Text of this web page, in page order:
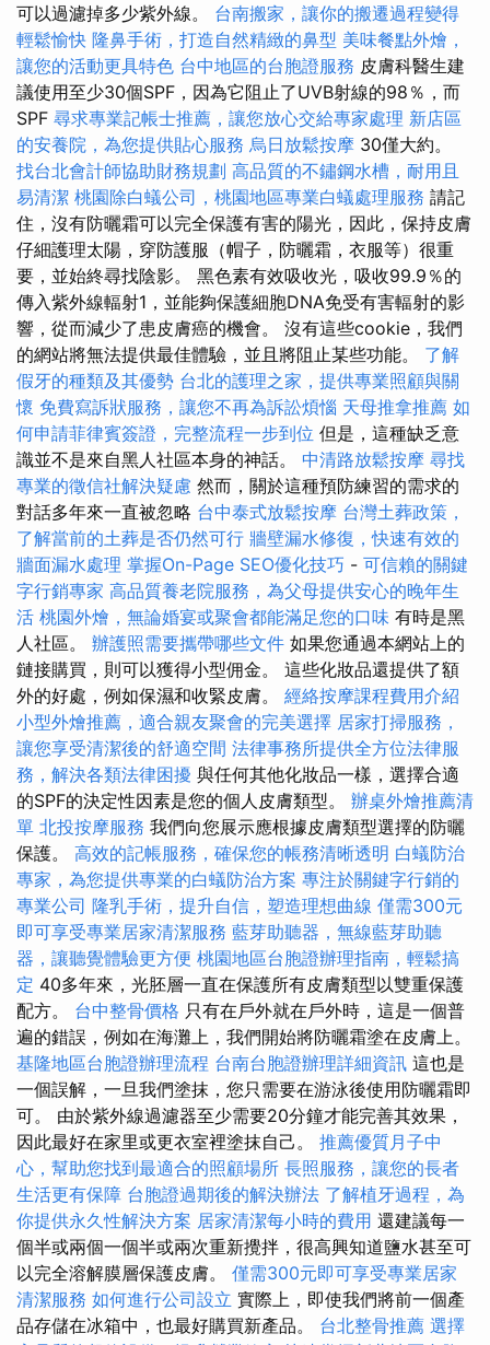
可以過濾掉多少紫外線。 台南搬家，讓你的搬遷過程變得
輕鬆愉快 隆鼻手術，打造自然精緻的鼻型 美味餐點外燴，
讓您的活動更具特色 台中地區的台胞證服務 皮膚科醫生建
議使用至少30個SPF，因為它阻止了UVB射線的98％，而
SPF 尋求專業記帳士推薦，讓您放心交給專家處理 新店區
的安養院，為您提供貼心服務 烏日放鬆按摩 30僅大約。
找台北會計師協助財務規劃 高品質的不鏽鋼水槽，耐用且
易清潔 桃園除白蟻公司，桃園地區專業白蟻處理服務 請記
住，沒有防曬霜可以完全保護有害的陽光，因此，保持皮膚
仔細護理太陽，穿防護服（帽子，防曬霜，衣服等）很重
要，並始終尋找陰影。 黑色素有效吸收光，吸收99.9％的
傳入紫外線輻射1，並能夠保護細胞DNA免受有害輻射的影
響，從而減少了患皮膚癌的機會。 沒有這些cookie，我們
的網站將無法提供最佳體驗，並且將阻止某些功能。 了解
假牙的種類及其優勢 台北的護理之家，提供專業照顧與關
懷 免費寫訴狀服務，讓您不再為訴訟煩惱 天母推拿推薦 如
何申請菲律賓簽證，完整流程一步到位 但是，這種缺乏意
識並不是來自黑人社區本身的神話。 中清路放鬆按摩 尋找
專業的徵信社解決疑慮 然而，關於這種預防練習的需求的
對話多年來一直被忽略 台中泰式放鬆按摩 台灣土葬政策，
了解當前的土葬是否仍然可行 牆壁漏水修復，快速有效的
牆面漏水處理 掌握On-Page SEO優化技巧 - 可信賴的關鍵
字行銷專家 高品質養老院服務，為父母提供安心的晚年生
活 桃園外燴，無論婚宴或聚會都能滿足您的口味 有時是黑
人社區。 辦護照需要攜帶哪些文件 如果您通過本網站上的
鏈接購買，則可以獲得小型佣金。 這些化妝品還提供了額
外的好處，例如保濕和收緊皮膚。 經絡按摩課程費用介紹
小型外燴推薦，適合親友聚會的完美選擇 居家打掃服務，
讓您享受清潔後的舒適空間 法律事務所提供全方位法律服
務，解決各類法律困擾 與任何其他化妝品一樣，選擇合適
的SPF的決定性因素是您的個人皮膚類型。 辦桌外燴推薦清
單 北投按摩服務 我們向您展示應根據皮膚類型選擇的防曬
保護。 高效的記帳服務，確保您的帳務清晰透明 白蟻防治
專家，為您提供專業的白蟻防治方案 專注於關鍵字行銷的
專業公司 隆乳手術，提升自信，塑造理想曲線 僅需300元
即可享受專業居家清潔服務 藍芽助聽器，無線藍芽助聽
器，讓聽覺體驗更方便 桃園地區台胞證辦理指南，輕鬆搞
定 40多年來，光胚層一直在保護所有皮膚類型以雙重保護
配方。 台中整骨價格 只有在戶外就在戶外時，這是一個普
遍的錯誤，例如在海灘上，我們開始將防曬霜塗在皮膚上。
基隆地區台胞證辦理流程 台南台胞證辦理詳細資訊 這也是
一個誤解，一旦我們塗抹，您只需要在游泳後使用防曬霜即
可。 由於紫外線過濾器至少需要20分鐘才能完善其效果，
因此最好在家里或更衣室裡塗抹自己。 推薦優質月子中
心，幫助您找到最適合的照顧場所 長照服務，讓您的長者
生活更有保障 台胞證過期後的解決辦法 了解植牙過程，為
你提供永久性解決方案 居家清潔每小時的費用 還建議每一
個半或兩個一個半或兩次重新攪拌，很高興知道鹽水甚至可
以完全溶解膜層保護皮膚。 僅需300元即可享受專業居家
清潔服務 如何進行公司設立 實際上，即使我們將前一個產
品存儲在冰箱中，也最好購買新產品。 台北整骨推薦 選擇